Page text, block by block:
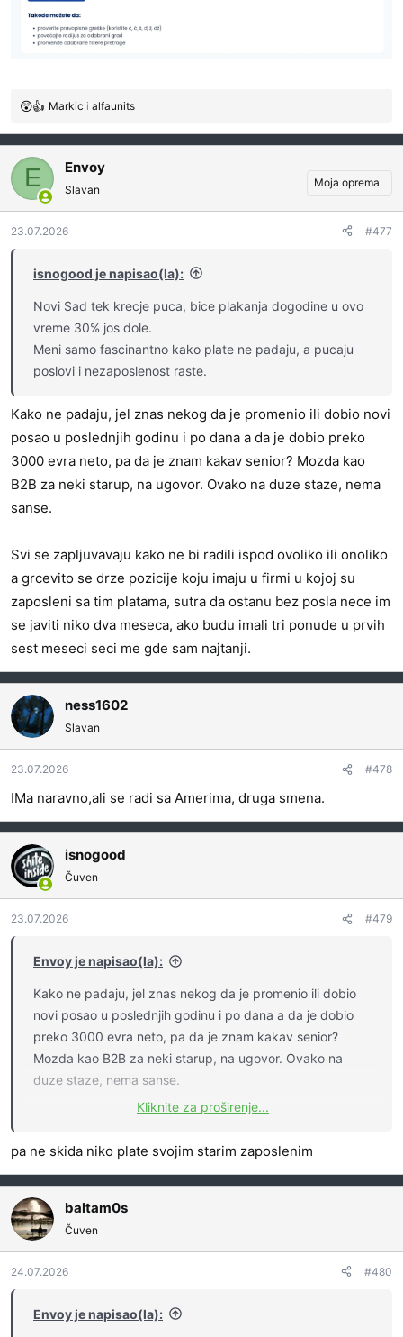
R
a
g
v
a
n
Markic i alfaunits
E Envoy
Slavan
Moja oprema
23.07.2026 #477
isnogood je napisao(la):
Novi Sad tek krecje puca, bice plakanja dogodine u ovo
vreme 30% jos dole.
Meni samo fascinantno kako plate ne padaju, a pucaju
poslovi i nezaposlenost raste.
Kako ne padaju, jel znas nekog da je promenio ili dobio novi
posao u poslednjih godinu i po dana a da je dobio preko
3000 evra neto, pa da je znam kakav senior? Mozda kao
B2B za neki starup, na ugovor. Ovako na duze staze, nema
sanse.
Svi se zapljuvavaju kako ne bi radili ispod ovoliko ili onoliko
a grcevito se drze pozicije koju imaju u firmi u kojoj su
zaposleni sa tim platama, sutra da ostanu bez posla nece im
se javiti niko dva meseca, ako budu imali tri ponude u prvih
sest meseci seci me gde sam najtanji.
ness1602
Slavan
23.07.2026 #478
IMa naravno,ali se radi sa Amerima, druga smena.
isnogood
Čuven
23.07.2026 #479
Envoy je napisao(la):
Kako ne padaju, jel znas nekog da je promenio ili dobio
novi posao u poslednjih godinu i po dana a da je dobio
preko 3000 evra neto, pa da je znam kakav senior?
Mozda kao B2B za neki starup, na ugovor. Ovako na
duze staze, nema sanse.
onoliko a grcevito se drze pozicije koju imaju u firmi u
posla nece im se javiti niko dva meseca, ako budu imali
tri ponude u prvih sest meseci seci me gde sam najtanji.
Kliknite za proširenje...
pa ne skida niko plate svojim starim zaposlenim
baltam0s
Čuven
24.07.2026 #480
Envoy je napisao(la):